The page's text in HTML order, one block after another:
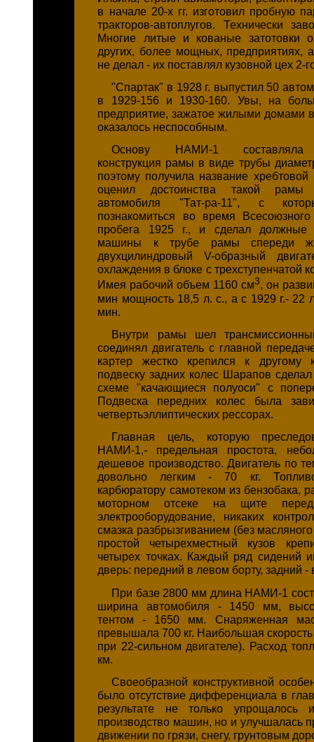
в начале 20-х гг. изготовил пробную
тракторов-автоплугов. Технически
Многие литые и кованые затотовки
других, более мощных, предприятиях,
не делал - их поставлял кузовной цех 2-
"Спартак" в 1928 г. выпустил 50
в 1929-156 и 1930-160. Увы, на
предприятие, зажатое жилыми домами
оказалось неспособным.
Основу НАМИ-1 составляла
конструкция рамы в виде трубы
поэтому получила название
оценил достоинства такой рамы
автомобиля "Тат-ра-11", с
познакомиться во время Всесоюзного
пробега 1925 г., и сделал
машины к трубе рамы спереди
двухцилиндровый V-образный
охлаждения в блоке с трехступенчатой
Имея рабочий объем 1160 см3, он
мин мощность 18,5 л. с., а с 1929 г.- 22
мин.
Внутри рамы шел
соединял двигатель с главной
картер жестко крепился к другому
подвеску задних колес Шарапов
схеме "качающиеся полуоси" с
Подвеска передних колес была
четвертьэллиптических рессорах.
Главная цель, которую
НАМИ-1,- предельная простота,
дешевое производство. Двигатель по
довольно легким - 70 кг.
карбюратору самотеком из бензобака,
моторном отсеке на щите
электрооборудование, никаких
смазка разбрызгиванием (без
простой четырехместный кузов
четырех точках. Каждый ряд сидений
дверь: передний в левом борту, задний -
При базе 2800 мм длина НАМИ-1
ширина автомобиля - 1450 мм,
тентом - 1650 мм. Снаряженная
превышала 700 кг. Наибольшая
при 22-сильном двигателе). Расход
км.
Своеобразной конструктивной
было отсутствие дифференциала в
результате не только упрощалось
производство машин, но и улучшалась
движении по грязи, снегу, грунтовым